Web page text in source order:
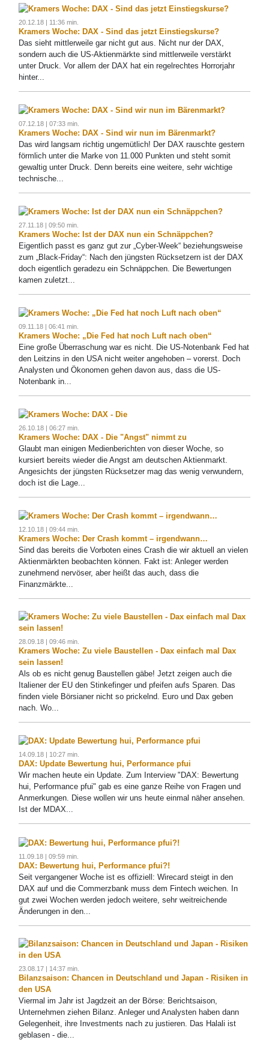
20.12.18 | 11:36 min.
Kramers Woche: DAX - Sind das jetzt Einstiegskurse?
Das sieht mittlerweile gar nicht gut aus. Nicht nur der DAX,
sondern auch die US-Aktienmärkte sind mittlerweile verstärkt
unter Druck. Vor allem der DAX hat ein regelrechtes Horrorjahr
hinter...
07.12.18 | 07:33 min.
Kramers Woche: DAX - Sind wir nun im Bärenmarkt?
Das wird langsam richtig ungemütlich! Der DAX rauschte gestern
förmlich unter die Marke von 11.000 Punkten und steht somit
gewaltig unter Druck. Denn bereits eine weitere, sehr wichtige
technische...
27.11.18 | 09:50 min.
Kramers Woche: Ist der DAX nun ein Schnäppchen?
Eigentlich passt es ganz gut zur „Cyber-Week“ beziehungsweise
zum „Black-Friday“: Nach den jüngsten Rücksetzern ist der DAX
doch eigentlich geradezu ein Schnäppchen. Die Bewertungen
kamen zuletzt...
09.11.18 | 06:41 min.
Kramers Woche: „Die Fed hat noch Luft nach oben“
Eine große Überraschung war es nicht. Die US-Notenbank Fed hat
den Leitzins in den USA nicht weiter angehoben – vorerst. Doch
Analysten und Ökonomen gehen davon aus, dass die US-
Notenbank in...
26.10.18 | 06:27 min.
Kramers Woche: DAX - Die "Angst" nimmt zu
Glaubt man einigen Medienberichten von dieser Woche, so
kursiert bereits wieder die Angst am deutschen Aktienmarkt.
Angesichts der jüngsten Rücksetzer mag das wenig verwundern,
doch ist die Lage...
12.10.18 | 09:44 min.
Kramers Woche: Der Crash kommt – irgendwann…
Sind das bereits die Vorboten eines Crash die wir aktuell an vielen
Aktienmärkten beobachten können. Fakt ist: Anleger werden
zunehmend nervöser, aber heißt das auch, dass die
Finanzmärkte...
28.09.18 | 09:46 min.
Kramers Woche: Zu viele Baustellen - Dax einfach mal Dax
sein lassen!
Als ob es nicht genug Baustellen gäbe! Jetzt zeigen auch die
Italiener der EU den Stinkefinger und pfeifen aufs Sparen. Das
finden viele Börsianer nicht so prickelnd. Euro und Dax geben
nach. Wo...
14.09.18 | 10:27 min.
DAX: Update Bewertung hui, Performance pfui
Wir machen heute ein Update. Zum Interview "DAX: Bewertung
hui, Performance pfui" gab es eine ganze Reihe von Fragen und
Anmerkungen. Diese wollen wir uns heute einmal näher ansehen.
Ist der MDAX...
11.09.18 | 09:59 min.
DAX: Bewertung hui, Performance pfui?!
Seit vergangener Woche ist es offiziell: Wirecard steigt in den
DAX auf und die Commerzbank muss dem Fintech weichen. In
gut zwei Wochen werden jedoch weitere, sehr weitreichende
Änderungen in den...
23.08.17 | 14:37 min.
Bilanzsaison: Chancen in Deutschland und Japan - Risiken in
den USA
Viermal im Jahr ist Jagdzeit an der Börse: Berichtsaison,
Unternehmen ziehen Bilanz. Anleger und Analysten haben dann
Gelegenheit, ihre Investments nach zu justieren. Das Halali ist
geblasen - die...